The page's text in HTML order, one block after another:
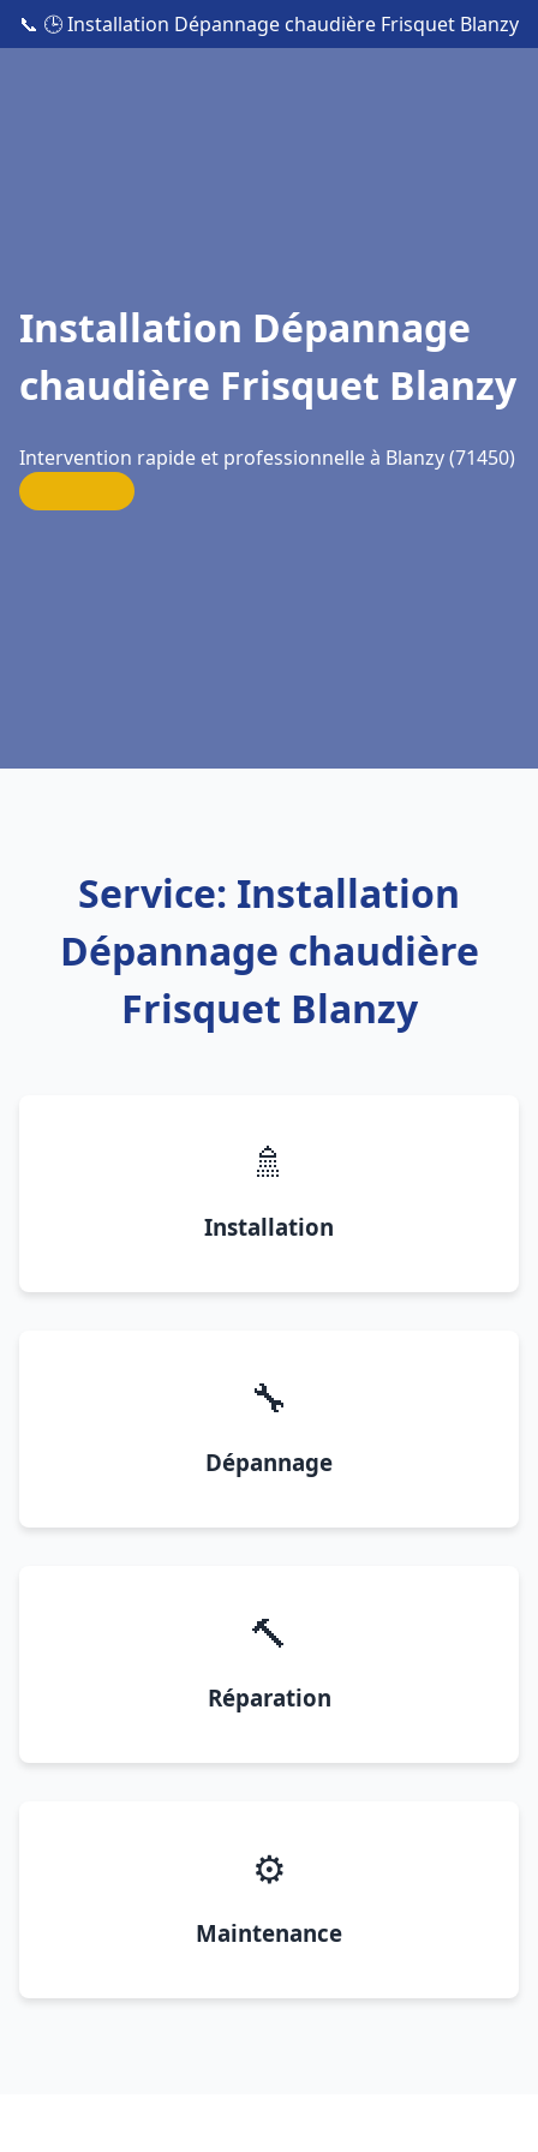
📞 🕒 Installation Dépannage chaudière Frisquet Blanzy
Installation Dépannage
chaudière Frisquet Blanzy
Intervention rapide et professionnelle à Blanzy (71450)
Service: Installation
Dépannage chaudière
Frisquet Blanzy
🚿
Installation
🔧
Dépannage
🔨
Réparation
⚙️
Maintenance